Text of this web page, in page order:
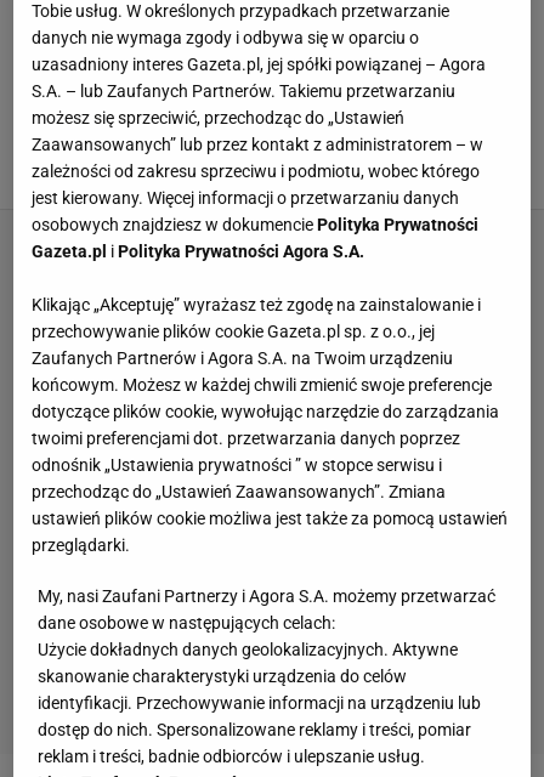
WSZYSTKIE ARTYKUŁY
Anna Lewandowska o roślinnych źródłach
białka. Na jakie produkty należy zwrócić
szczególną uwagę?
26 PAŹDZIERNIKA 2020, 16:23
MATERIAŁ PROMOCYJNY PR
Tobie usług. W określonych przypadkach przetwarzanie
danych nie wymaga zgody i odbywa się w oparciu o
uzasadniony interes Gazeta.pl, jej spółki powiązanej – Agora
S.A. – lub Zaufanych Partnerów. Takiemu przetwarzaniu
możesz się sprzeciwić, przechodząc do „Ustawień
Zaawansowanych” lub przez kontakt z administratorem – w
zależności od zakresu sprzeciwu i podmiotu, wobec którego
jest kierowany. Więcej informacji o przetwarzaniu danych
osobowych znajdziesz w dokumenciePolityka Prywatności
Gazeta.pl iPolityka Prywatności Agora S.A.
Klikając „Akceptuję” wyrażasz też zgodę na zainstalowanie i
przechowywanie plików cookie Gazeta.pl sp. z o.o., jej
Zaufanych Partnerów i Agora S.A. na Twoim urządzeniu
końcowym. Możesz w każdej chwili zmienić swoje preferencje
dotyczące plików cookie, wywołując narzędzie do zarządzania
twoimi preferencjami dot. przetwarzania danych poprzez
odnośnik „Ustawienia prywatności ” w stopce serwisu i
przechodząc do „Ustawień Zaawansowanych”. Zmiana
ustawień plików cookie możliwa jest także za pomocą ustawień
przeglądarki.
My, nasi Zaufani Partnerzy i Agora S.A. możemy przetwarzać
dane osobowe w następujących celach:
Użycie dokładnych danych geolokalizacyjnych. Aktywne
skanowanie charakterystyki urządzenia do celów
identyfikacji. Przechowywanie informacji na urządzeniu lub
dostęp do nich. Spersonalizowane reklamy i treści, pomiar
reklam i treści, badnie odbiorców i ulepszanie usług.